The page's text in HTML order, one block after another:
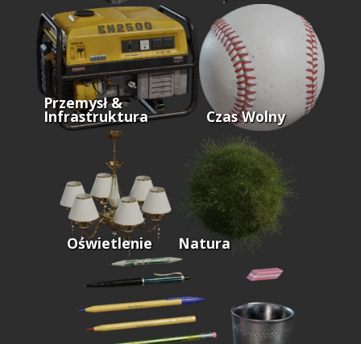
Przemysł &
Infrastruktura Czas Wolny
Oświetlenie Natura